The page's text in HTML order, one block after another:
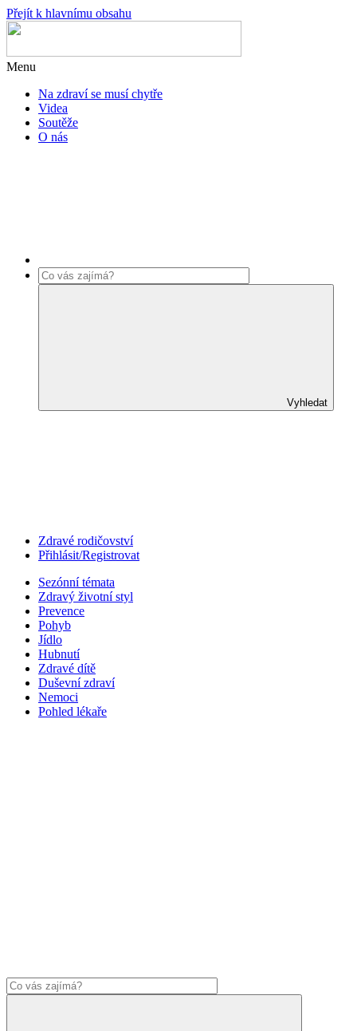
Přejít k hlavnímu obsahu
Menu
Na zdraví se musí chytře
Videa
Soutěže
O nás
Vyhledat
Zdravé rodičovství
Přihlásit/Registrovat
Sezónní témata
Zdravý životní styl
Prevence
Pohyb
Jídlo
Hubnutí
Zdravé dítě
Duševní zdraví
Nemoci
Pohled lékaře